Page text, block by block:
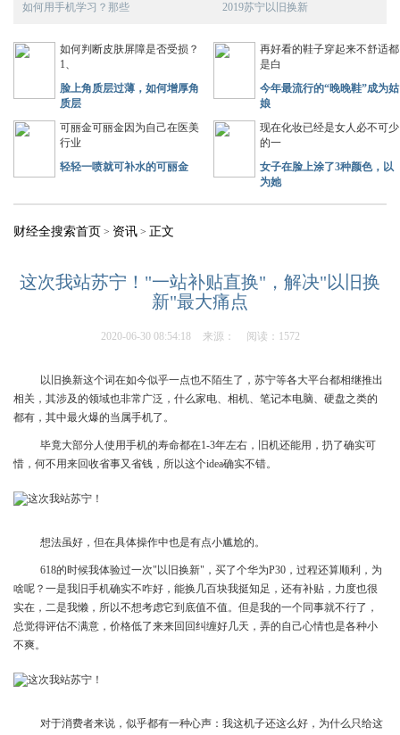
如何用手机学习？那些
2019苏宁以旧换新
如何判断皮肤屏障是否受损？
1、
脸上角质层过薄，如何增厚角
质层
再好看的鞋子穿起来不舒适都
是白
今年最流行的“晚晚鞋”成为姑
娘
可丽金可丽金因为自己在医美
行业
轻轻一喷就可补水的可丽金
现在化妆已经是女人必不可少
的一
女子在脸上涂了3种颜色，以
为她
财经全搜索首页 > 资讯 > 正文
这次我站苏宁！"一站补贴直换"，解决"以旧换
新"最大痛点
2020-06-30 08:54:18 来源： 阅读：1572
以旧换新这个词在如今似乎一点也不陌生了，苏宁等各大平台都相继推出
相关，其涉及的领域也非常广泛，什么家电、相机、笔记本电脑、硬盘之类的
都有，其中最火爆的当属手机了。
毕竟大部分人使用手机的寿命都在1-3年左右，旧机还能用，扔了确实可
惜，何不用来回收省事又省钱，所以这个idea确实不错。
想法虽好，但在具体操作中也是有点小尴尬的。
618的时候我体验过一次"以旧换新"，买了个华为P30，过程还算顺利，为
啥呢？一是我旧手机确实不咋好，能换几百块我挺知足，还有补贴，力度也很
实在，二是我懒，所以不想考虑它到底值不值。但是我的一个同事就不行了，
总觉得评估不满意，价格低了来来回回纠缠好几天，弄的自己心情也是各种小
不爽。
对于消费者来说，似乎都有一种心声：我这机子还这么好，为什么只给这